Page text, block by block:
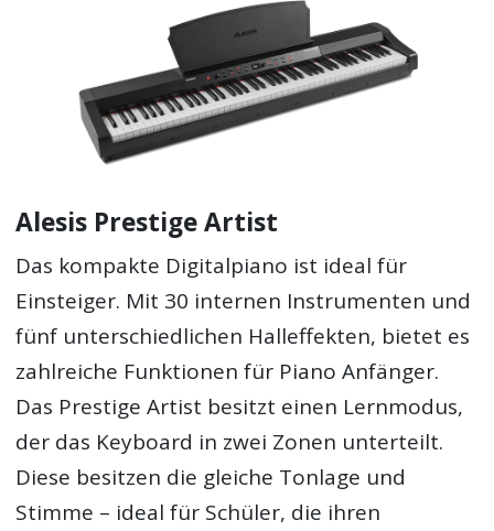
Alesis Prestige Artist
Das kompakte Digitalpiano ist ideal für
Einsteiger. Mit 30 internen Instrumenten und
fünf unterschiedlichen Halleffekten, bietet es
zahlreiche Funktionen für Piano Anfänger.
Das Prestige Artist besitzt einen Lernmodus,
der das Keyboard in zwei Zonen unterteilt.
Diese besitzen die gleiche Tonlage und
Stimme – ideal für Schüler, die ihren